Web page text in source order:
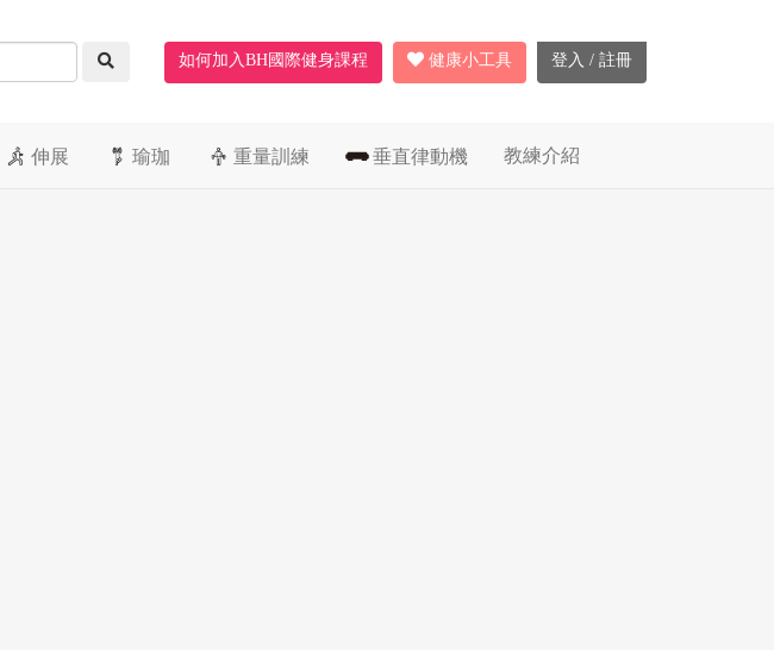
如何加入BH國際健身課程 健康小工具 登入 / 註冊
伸展 瑜珈 重量訓練 垂直律動機 教練介紹